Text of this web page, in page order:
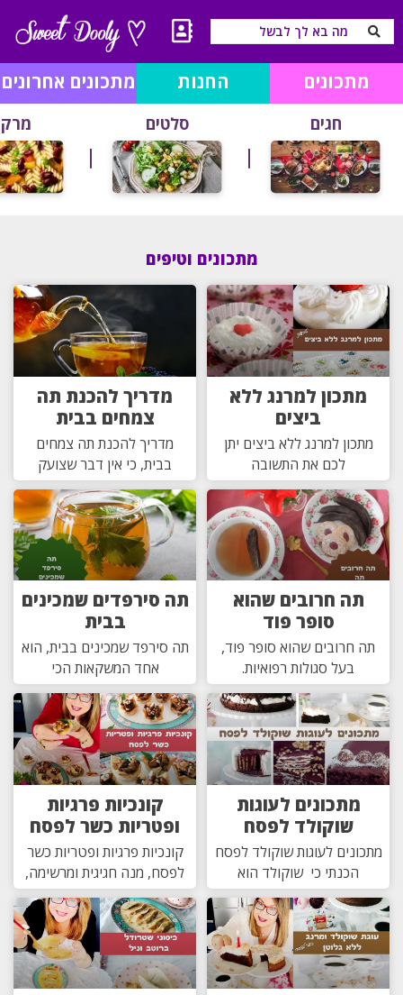
מתכונים החנות מתכונים אחרונים
חגים סלטים
מתכונים וטיפים
מתכון למרנג ללא
ביצים
מתכון למרנג ללא ביצים יתן
לכם את התשובה
מדריך להכנת תה
צמחים בבית
מדריך להכנת תה צמחים
בבית, כי אין דבר שצועק
תה חרובים שהוא
סופר פוד
תה חרובים שהוא סופר פוד,
בעל סגולות רפואיות.
תה סירפדים שמכינים
בבית
תה סירפד שמכינים בבית, הוא
אחד המשקאות הכי
מתכונים לעוגות
שוקולד לפסח
מתכונים לעוגות שוקולד לפסח
הכנתי כי שוקולד הוא
קונכיות פרגיות
ופטריות כשר לפסח
קונכיות פרגיות ופטריות כשר
לפסח, מנה חגיגית ומרשימה,